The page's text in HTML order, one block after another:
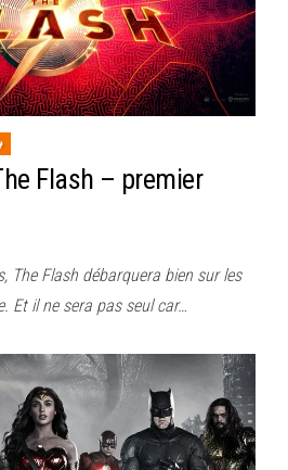
Flash – premier
The Flash débarquera bien sur les
Et il ne sera pas seul car…